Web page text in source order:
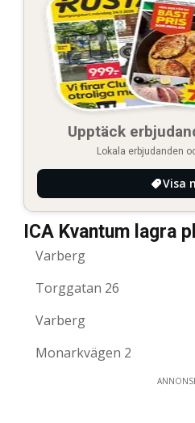
Upptäck
Lokala erbjudanden
Visa
ICA Kvantum lagra
Varberg
Torggatan 26
Varberg
Monarkvägen 2